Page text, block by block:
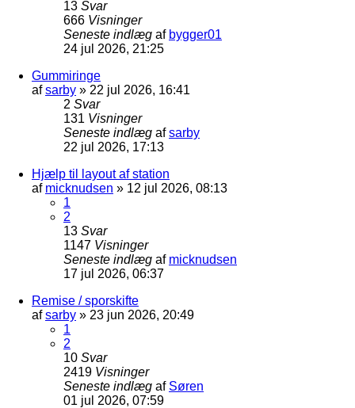
13 Svar
666 Visninger
Seneste indlæg af bygger01
24 jul 2026, 21:25
Gummiringe
afsarby » 22 jul 2026, 16:41
2 Svar
131 Visninger
Seneste indlæg afsarby
22 jul 2026, 17:13
Hjælp til layout af station
af micknudsen » 12 jul 2026, 08:13
1
2
13 Svar
1147 Visninger
Seneste indlæg af micknudsen
17 jul 2026, 06:37
Remise / sporskifte
afsarby » 23 jun 2026, 20:49
1
2
10 Svar
2419 Visninger
Seneste indlæg af Søren
01 jul 2026, 07:59